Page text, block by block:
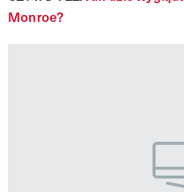
Monroe?